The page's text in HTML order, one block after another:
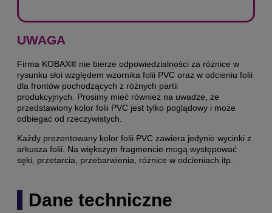
UWAGA
Firma KOBAX® nie bierze odpowiedzialności za różnice w
rysunku słoi względem wzornika folii PVC oraz w odcieniu folii
dla frontów pochodzących z różnych partii
produkcyjnych. Prosimy mieć również na uwadze, że
przedstawiony kolor folii PVC jest tylko poglądowy i może
odbiegać od rzeczywistych.
Każdy prezentowany kolor folii PVC zawiera jedynie wycinki z
arkusza folii. Na większym fragmencie mogą występować
sęki, przetarcia, przebarwienia, różnice w odcieniach itp.
Dane techniczne